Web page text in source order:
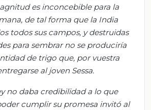
es inconcebible para la
de tal forma que la India
todos sus campos, y destruidas
para sembrar no se produciría
de trigo que, por vuestra
al joven Sessa.
no daba credibilidad a lo que
cumplir su promesa invitó al